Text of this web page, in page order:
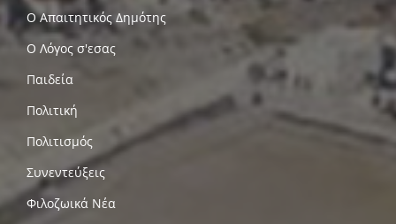
Ο Απαιτητικός Δημότης
Ο Λόγος σ'εσας
Παιδεία
Πολιτική
Πολιτισμός
Συνεντεύξεις
Φιλοζωικά Νέα